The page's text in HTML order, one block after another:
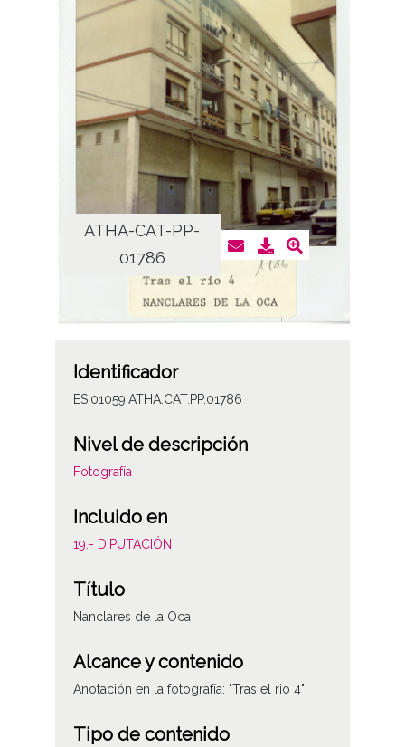
ATHA-CAT-PP-
01786
Identificador
ES.01059.ATHA.CAT.PP.01786
Nivel de descripción
Fotografía
Incluido en
19.- DIPUTACIÓN
Título
Nanclares de la Oca
Alcance y contenido
Anotación en la fotografía: "Tras el rio 4"
Tipo de contenido